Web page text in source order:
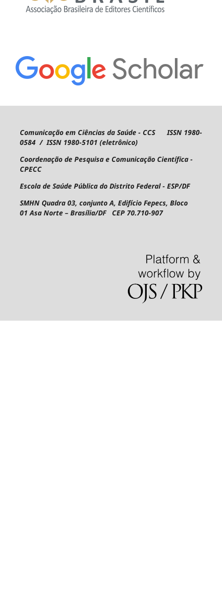
Comunicação em Ciências da Saúde - CCS ISSN 1980-
0584 / ISSN 1980-5101 (eletrônico)
Coordenação de Pesquisa e Comunicação Científica -
CPECC
Escola de Saúde Pública do Distrito Federal - ESP/DF
SMHN Quadra 03, conjunto A, Edifício Fepecs, Bloco
01Asa Norte – Brasília/DF CEP 70.710-907